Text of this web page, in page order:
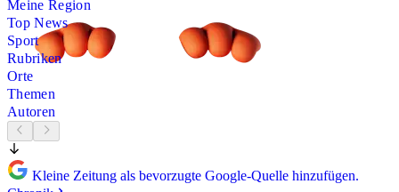
Meine Region
Top News
Sport
Rubriken
Orte
Themen
Autoren
Kleine Zeitung als bevorzugte Google-Quelle hinzufügen.